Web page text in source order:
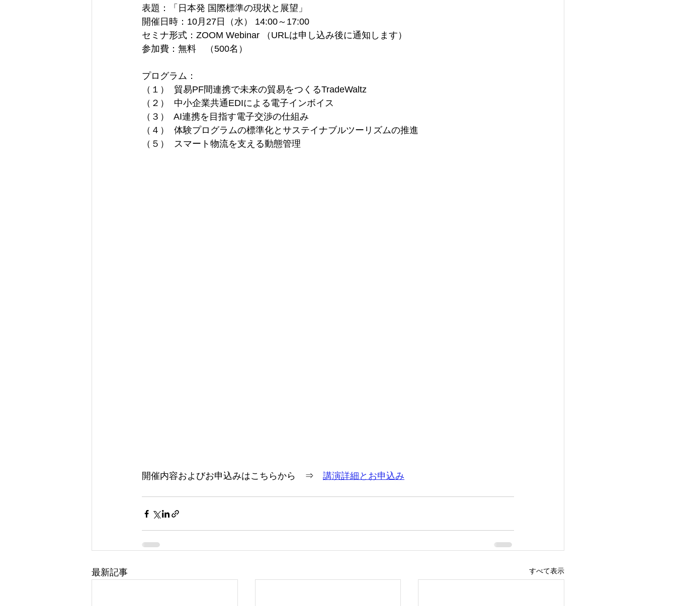
表題：「日本発 国際標準の現状と展望」
開催日時：10月27日（水） 14:00～17:00
セミナ形式：ZOOM Webinar （URLは申し込み後に通知します）
参加費：無料　（500名）
プログラム：
（１）  貿易PF間連携で未来の貿易をつくるTradeWaltz
（２）  中小企業共通EDIによる電子インボイス
（３）  AI連携を目指す電子交渉の仕組み
（４）  体験プログラムの標準化とサステイナブルツーリズムの推進
（５）  スマート物流を支える動態管理
開催内容およびお申込みはこちらから　⇒ 講演詳細とお申込み
最新記事 すべて表示